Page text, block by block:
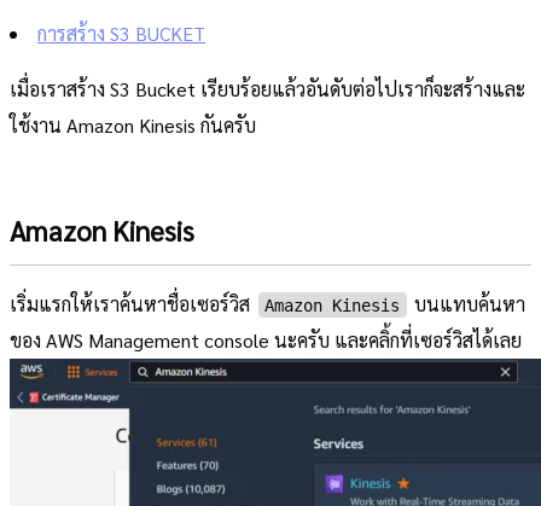
การสร้าง S3 BUCKET
เมื่อเราสร้าง S3 Bucket เรียบร้อยแล้วอันดับต่อไปเราก็จะสร้างและ
ใช้งาน Amazon Kinesis กันครับ
Amazon Kinesis
เริ่มแรกให้เราค้นหาชื่อเซอร์วิส Amazon Kinesis
บนแทบค้นหา
ของ AWS Management console นะครับ และคลิ้กที่เซอร์วิสได้เลย